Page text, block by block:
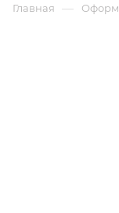
Главная —